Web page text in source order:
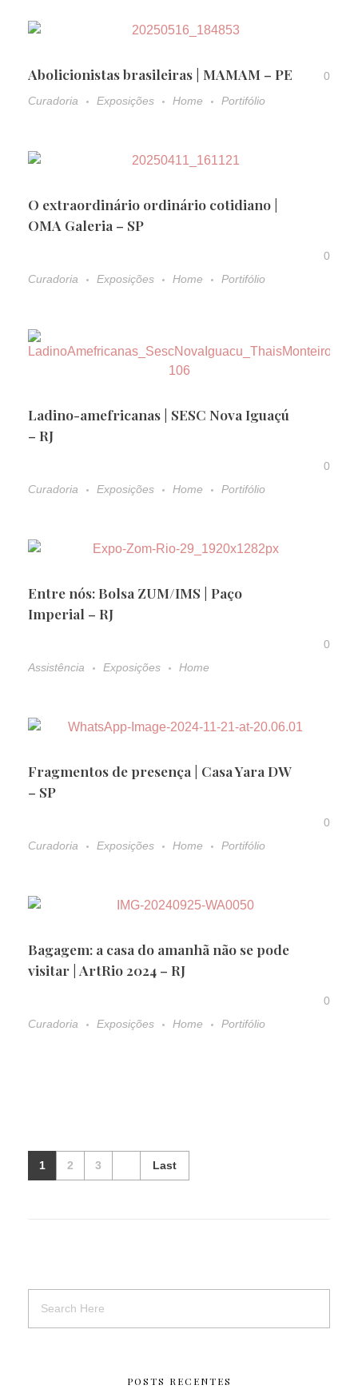
Abolicionistas brasileiras | MAMAM – PE
0
Curadoria
Exposições Home Portifólio
O extraordinário ordinário cotidiano |
OMA Galeria – SP
0
Curadoria
Exposições Home Portifólio
Ladino-amefricanas | SESC Nova Iguaçú
– RJ
0
Curadoria
Exposições Home Portifólio
Entre nós: Bolsa ZUM/IMS | Paço
Imperial – RJ
0
Assistência
Exposições Home
Fragmentos de presença | Casa Yara DW
– SP
0
Curadoria
Exposições Home Portifólio
Bagagem: a casa do amanhã não se pode
visitar | ArtRio 2024 – RJ
0
Curadoria
Exposições Home Portifólio
1 2 3 Last
POSTS RECENTES